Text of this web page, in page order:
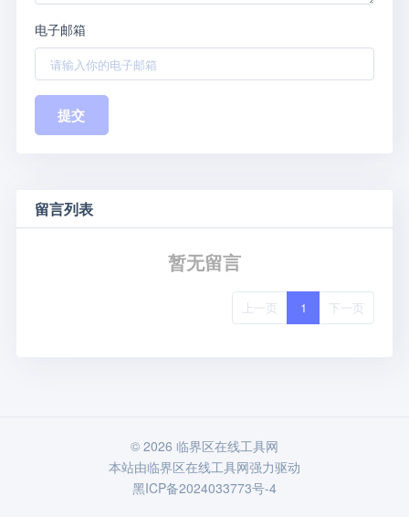
电子邮箱
提交
留言列表
暂无留言
上一页 1 下一页
© 2026 临界区在线工具网
本站由临界区在线工具网强力驱动
黑ICP备2024033773号-4